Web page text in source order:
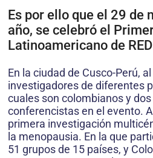
Es por ello que el 29 de
año, se celebró el
Latinoamericano de
En la ciudad de Cusco-Perú,
investigadores de diferentes
cuales son colombianos y
conferencistas en el evento.
primera investigación
la menopausia. En la que
51 grupos de 15 países, y